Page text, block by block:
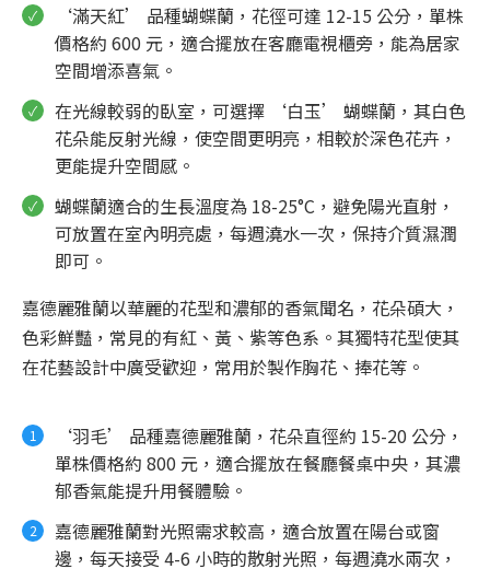
‘滿天紅’ 品種蝴蝶蘭，花徑可達 12-15 公分，單株
價格約 600 元，適合擺放在客廳電視櫃旁，能為居家
空間增添喜氣。
在光線較弱的臥室，可選擇 ‘白玉’ 蝴蝶蘭，其白色
花朵能反射光線，使空間更明亮，相較於深色花卉，
更能提升空間感。
蝴蝶蘭適合的生長溫度為 18-25°C，避免陽光直射，
可放置在室內明亮處，每週澆水一次，保持介質濕潤
即可。
嘉德麗雅蘭以華麗的花型和濃郁的香氣聞名，花朵碩大，
色彩鮮豔，常見的有紅、黃、紫等色系。其獨特花型使其
在花藝設計中廣受歡迎，常用於製作胸花、捧花等。
‘羽毛’ 品種嘉德麗雅蘭，花朵直徑約 15-20 公分，
單株價格約 800 元，適合擺放在餐廳餐桌中央，其濃
郁香氣能提升用餐體驗。
嘉德麗雅蘭對光照需求較高，適合放置在陽台或窗
邊，每天接受 4-6 小時的散射光照，每週澆水兩次，